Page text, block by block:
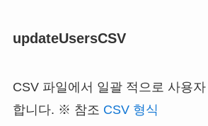
updateUsersCSV
CSV 파일에서 일괄 적으로 사용
합니다. ※ 참조 CSV 형식